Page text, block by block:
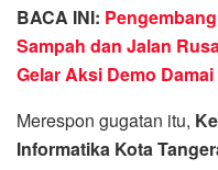
BACA INI:
Sampah dan Jalan
Gelar Aksi Demo Damai
Merespon gugatan itu,
Informatika Kota